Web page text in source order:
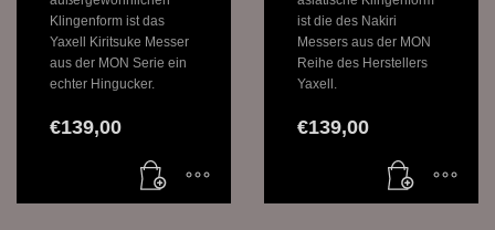
Klingenform ist das
Yaxell Kiritsuke Messer
aus der MON Serie ein
echter Hingucker.
€139,00
ist die des Nakiri
Messers aus der MON
Reihe des Herstellers
Yaxell.
€139,00